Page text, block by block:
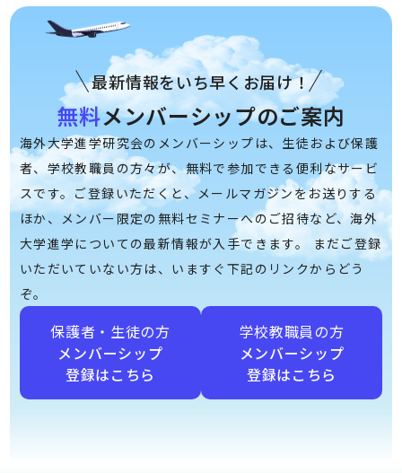
最新情報をいち早くお届け！
無料メンバーシップのご案内
海外大学進学研究会のメンバーシップは、生徒および保護
者、学校教職員の方々が、無料で参加できる便利なサービ
スです。ご登録いただくと、メールマガジンをお送りする
ほか、メンバー限定の無料セミナーへのご招待など、海外
大学進学についての最新情報が入手できます。 まだご登録
いただいていない方は、いますぐ下記のリンクからどう
ぞ。
保護者・生徒の方
メンバーシップ
登録はこちら
学校教職員の方
メンバーシップ
登録はこちら